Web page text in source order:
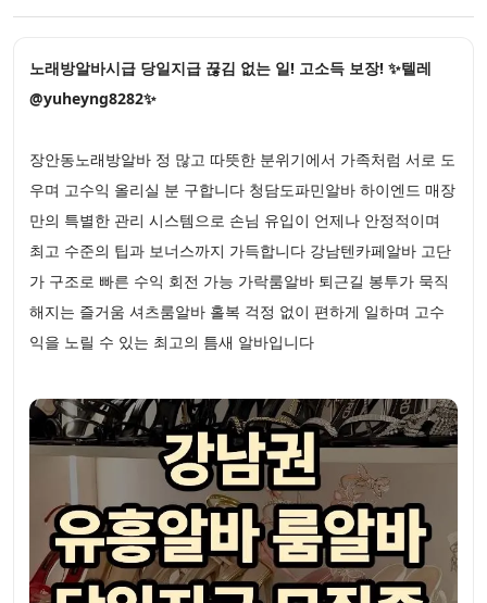
노래방알바시급 당일지급 끊김 없는 일! 고소득 보장! ✨텔레
@yuheyng8282✨
장안동노래방알바 정 많고 따뜻한 분위기에서 가족처럼 서로 도
우며 고수익 올리실 분 구합니다 청담도파민알바 하이엔드 매장
만의 특별한 관리 시스템으로 손님 유입이 언제나 안정적이며
최고 수준의 팁과 보너스까지 가득합니다 강남텐카페알바 고단
가 구조로 빠른 수익 회전 가능 가락룸알바 퇴근길 봉투가 묵직
해지는 즐거움 셔츠룸알바 홀복 걱정 없이 편하게 일하며 고수
익을 노릴 수 있는 최고의 틈새 알바입니다